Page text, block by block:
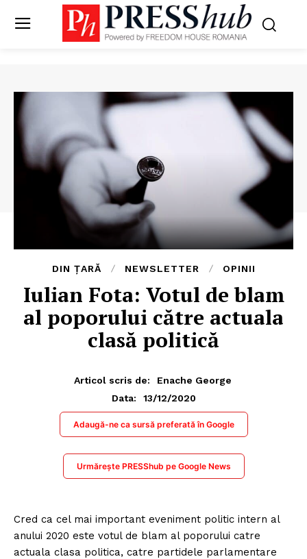
DIN ȚARĂ NEWSLETTER OPINII
Iulian Fota: Votul de blam
al poporului către actuala
clasă politică
Articol scris de:
Enache George
Data:
13/12/2020
Adaugă-ne ca sursă preferată în Google
Urmărește PRESShub pe Google News
Cred ca cel mai important eveniment politic intern al
anului 2020 este votul de blam al poporului catre
actuala clasa politica, catre partidele parlamentare